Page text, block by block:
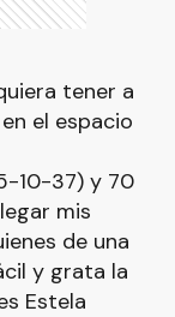
tener a
el espacio
10-37) y 70
mis
de una
y grata la
Estela